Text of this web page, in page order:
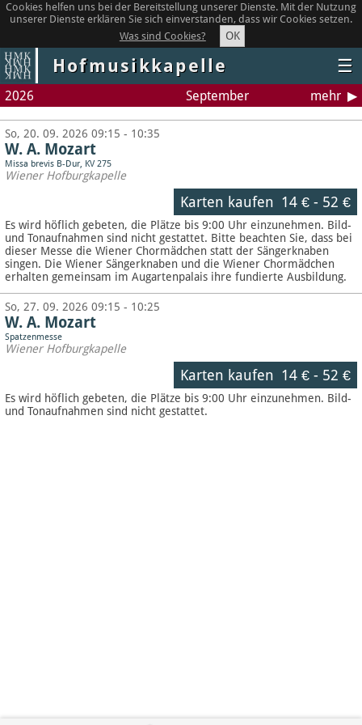
Cookies helfen uns bei der Bereitstellung unserer Dienste. Mit der Nutzung
unserer Dienste erklären Sie sich einverstanden, dass wir Cookies setzen.
Was sind Cookies?
OK
Hofmusikkapelle ☰
2026 September mehr
So, 20. 09. 2026 09:15 - 10:35
W. A. Mozart
Missa brevis B-Dur, KV 275
Wiener Hofburgkapelle
Karten kaufen 14 €- 52 €
Es wird höflich gebeten, die Plätze bis 9:00 Uhr einzunehmen. Bild-
und Tonaufnahmen sind nicht gestattet. Bitte beachten Sie, dass bei
dieser Messe die Wiener Chormädchen statt der Sängerknaben
singen. Die Wiener Sängerknaben und die Wiener Chormädchen
erhalten gemeinsam im Augartenpalais ihre fundierte Ausbildung.
So, 27. 09. 2026 09:15 - 10:25
W. A. Mozart
Spatzenmesse
Wiener Hofburgkapelle
Karten kaufen 14 €- 52 €
Es wird höflich gebeten, die Plätze bis 9:00 Uhr einzunehmen. Bild-
und Tonaufnahmen sind nicht gestattet.